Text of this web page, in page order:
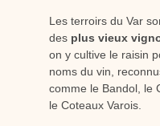
Les terroirs du Var
des plus vieux
on y cultive le raisin
noms du vin,
comme le Bandol, le
le Coteaux Varois.